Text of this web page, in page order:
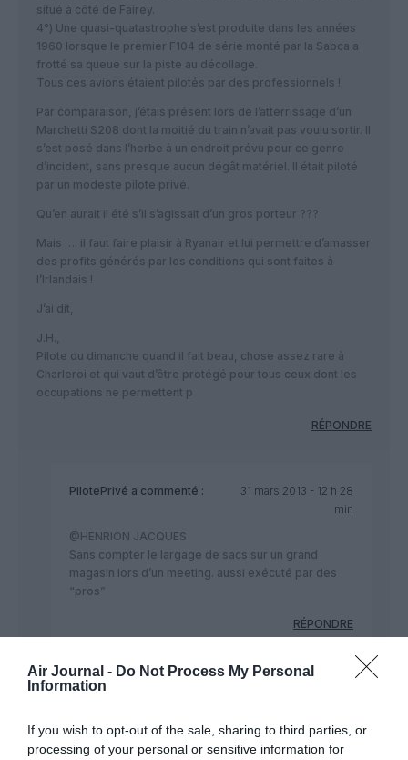
Air Journal - Do Not Process My Personal
Information
If you wish to opt-out of the sale, sharing to third parties, or
processing of your personal or sensitive information for
situé à côté de Fairey.
4°) Une quasi-quatastrophe s’est produite dans les années
1960 lorsque le premier F104 de série monté par la Sabca a
frotté sa queue sur la piste au décollage.
Tous ces avions étaient pilotés par des professionnels !
Par comparaison, j’étais présent lors de l’atterrissage d’un
Marchetti S208 dont la moitié du train n’avait pas voulu sortir. Il
s’est posé dans l’herbe à un endroit prévu pour ce genre
d’incident, sans presque aucun dégât matériel. Il était piloté
par un modeste pilote privé.
Qu’en aurait il été s’il s’agissait d’un gros porteur ???
Mais …. il faut faire plaisir à Ryanair et lui permettre d’amasser
des profits générés par les conditions qui sont faites à
l’Irlandais !
J’ai dit,
J.H.,
Pilote du dimanche quand il fait beau, chose assez rare à
Charleroi et qui vaut d’être protégé pour tous ceux dont les
occupations ne permettent p
RÉPONDRE
PilotePrivé a commenté :
31 mars 2013 - 12 h 28
min
@HENRION JACQUES
Sans compter le largage de sacs sur un grand
magasin lors d’un meeting. aussi exécuté par des
“pros”
RÉPONDRE
DRLOVE
parce que tout les faits que vous avez énnoncer ne
se sont jamais passé dans d’autres aéroports? un